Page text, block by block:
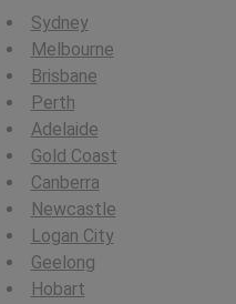
Sydney
Melbourne
Brisbane
Perth
Adelaide
Gold Coast
Canberra
Newcastle
Logan City
Geelong
Hobart